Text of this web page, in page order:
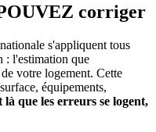
corriger
s'appliquent tous
: l'estimation que
votre logement. Cette
équipements,
là que les erreurs se logent,